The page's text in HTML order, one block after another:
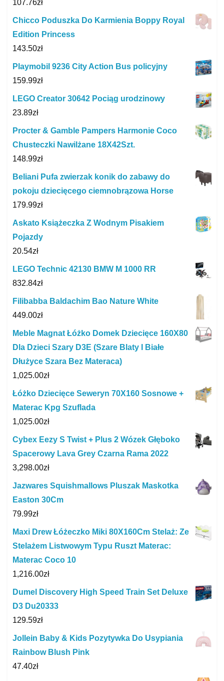
107.76zł
Chicco Poduszka Do Karmienia Boppy Royal
Edition Princess
143.50zł
Playmobil 9236 City Action Bus policyjny
159.99zł
LEGO Creator 30642 Pociąg urodzinowy
23.89zł
Procter & Gamble Pampers Harmonie Coco
Chusteczki Nawilżane 18X42Szt.
148.99zł
Beliani Pufa zwierzak konik do zabawy do
pokoju dziecięcego ciemnobrązowa Horse
179.99zł
Askato Książeczka Z Wodnym Pisakiem
Pojazdy
20.54zł
LEGO Technic 42130 BMW M 1000 RR
832.84zł
Filibabba Baldachim Bao Nature White
449.00zł
Meble Magnat Łóżko Domek Dziecięce 160X80
Dla Dzieci Szary D3E (Szare Blaty I Białe
Dłużyce Szara Bez Materaca)
1,025.00zł
Łóżko Dziecięce Seweryn 70X160 Sosnowe +
Materac Kpg Szuflada
1,025.00zł
Cybex Eezy S Twist + Plus 2 Wózek Głęboko
Spacerowy Lava Grey Czarna Rama 2022
3,298.00zł
Jazwares Squishmallows Pluszak Maskotka
Easton 30Cm
79.99zł
Maxi Drew Łóżeczko Miki 80X160Cm Stelaż: Ze
Stelażem Listwowym Typu Ruszt Materac:
Materac Coco 10
1,216.00zł
Dumel Discovery High Speed Train Set Deluxe
D3 Du20333
129.59zł
Jollein Baby & Kids Pozytywka Do Usypiania
Rainbow Blush Pink
47.40zł